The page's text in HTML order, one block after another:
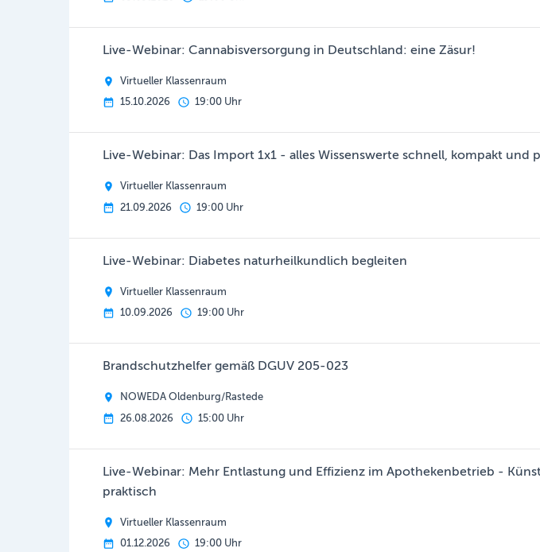
Live-Webinar: Cannabisversorgung in Deutschland: eine Zäsur!
Virtueller Klassenraum
15.10.2026
19:00 Uhr
Live-Webinar: Das Import 1x1 - alles Wissenswerte schnell, kompakt und
Virtueller Klassenraum
21.09.2026
19:00 Uhr
Live-Webinar: Diabetes naturheilkundlich begleiten
Virtueller Klassenraum
10.09.2026
19:00 Uhr
Brandschutzhelfer gemäß DGUV 205-023
NOWEDA Oldenburg/Rastede
26.08.2026
15:00 Uhr
Live-Webinar: Mehr Entlastung und Effizienz im Apothekenbetrieb -
praktisch
Virtueller Klassenraum
01.12.2026
19:00 Uhr